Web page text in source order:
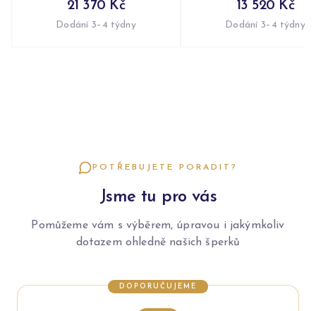
21 370 Kč
Dodání 3–4 týdny
13 520 Kč
Dodání 3–4 týdny
POTŘEBUJETE PORADIT?
Jsme tu pro vás
Pomůžeme vám s výběrem, úpravou i jakýmkoliv
dotazem ohledně našich šperků
DOPORUČUJEME